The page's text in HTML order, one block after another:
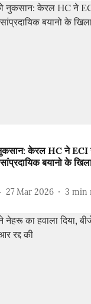
केरल HC ने ECI से
बयानो के
27 Mar 2026 3 min